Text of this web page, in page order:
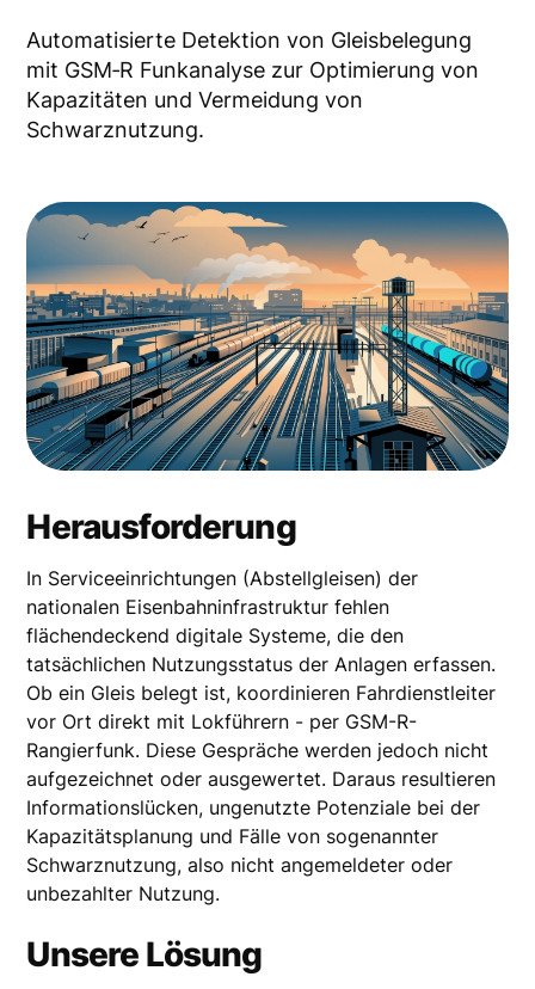
Automatisierte Detektion von Gleisbelegung
mit GSM‑R Funkanalyse zur Optimierung von
Kapazitäten und Vermeidung von
Schwarznutzung.
Herausforderung
In Serviceeinrichtungen (Abstellgleisen) der
nationalen Eisenbahninfrastruktur fehlen
flächendeckend digitale Systeme, die den
tatsächlichen Nutzungsstatus der Anlagen erfassen.
Ob ein Gleis belegt ist, koordinieren Fahrdienstleiter
vor Ort direkt mit Lokführern - per GSM-R-
Rangierfunk. Diese Gespräche werden jedoch nicht
aufgezeichnet oder ausgewertet. Daraus resultieren
Informationslücken, ungenutzte Potenziale bei der
Kapazitätsplanung und Fälle von sogenannter
Schwarznutzung, also nicht angemeldeter oder
unbezahlter Nutzung.
Unsere Lösung